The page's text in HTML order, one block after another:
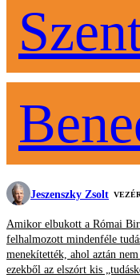
Jeszenszky Zsolt
Amikor elbukott a Római
felhalmozott mindenféle
menekítették, ahol aztán
ezekből az elszórt kis